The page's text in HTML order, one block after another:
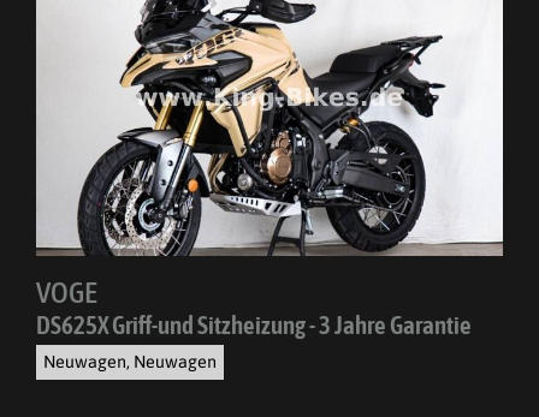
VOGE
DS625X Griff-und Sitzheizung - 3 Jahre Garantie
Neuwagen, Neuwagen